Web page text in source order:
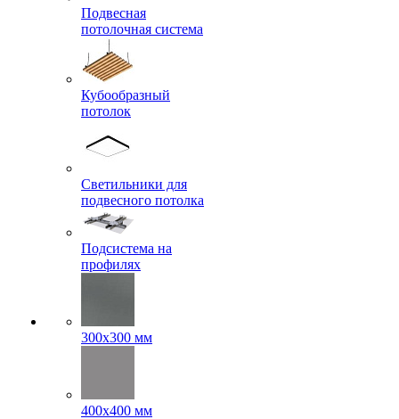
Подвесная
потолочная система
Кубообразный
потолок
Светильники для
подвесного потолка
Подсистема на
профилях
300x300 мм
400х400 мм